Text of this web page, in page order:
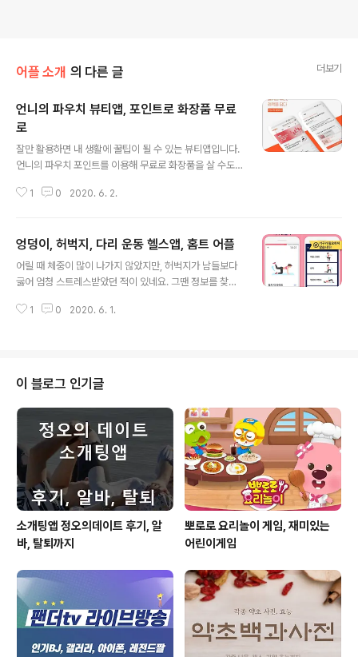
어플 소개 의 다른 글 더보기
언니의 파우치 뷰티앱, 포인트로 화장품 무료
로
잘만 활용하면 내 생활에 꿀팁이 될 수 있는 뷰티앱입니다.
언니의 파우치 포인트를 이용해 무료로 화장품을 살 수도
싶은 분들에게 도움 되는 좋은 팁들이 많아서 좋은 것 같아
간을 내어 남의 글을 보고, 또 이런저런 시도를 해본다면 이
전보다는 나은 내 모습을 가질 수 있다는 건 누구나 인정할
것입니다. 언니의 파우치 주요기능- 뷰티에 대한 궁금증을
택이 고민이라면 투표 기능 활용하기 - 언파 유저들의 리얼
1 0 2020. 6. 2.
엉덩이, 허벅지, 다리 운동 헬스앱, 홈트 어플
어릴 때 체중이 많이 나가지 않았지만, 허벅지가 남들보다
굻어 엄청 스트레스받았던 적이 있네요. 그땐 정보를 찾기
는 세상이죠. 짧게짧게 홈트로 할 수 있어 좋은 헬스앱 소개
요. 그만큼 많은 분들이 활용하고 있다고 보면 되겠습니다.
특정 부위의 근육을 컨트롤하고 운동하고 싶다면 꼭 활용
해보세요. 엉덩이, 허벅지, 다리운동 헬스앱 주요기능- 홈
트로 매일 10분 정도만 투자해도 가치가 있습니다. - 운동
마다 애니메이션 및 동영상 안내 제공 - 매일 다른 운동 제
공 - 단계적으로 ..
1 0 2020. 6. 1.
이 블로그 인기글
소개팅앱 정오의데이트 후기, 알
바, 탈퇴까지
뽀로로 요리놀이 게임, 재미있는
어린이게임